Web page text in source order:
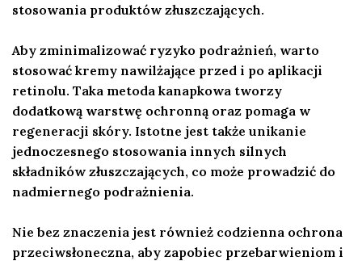
stosowania produktów złuszczających.
Aby zminimalizować ryzyko podrażnień, warto
stosować kremy nawilżające przed i po aplikacji
retinolu. Taka metoda kanapkowa tworzy
dodatkową warstwę ochronną oraz pomaga w
regeneracji skóry. Istotne jest także unikanie
jednoczesnego stosowania innych silnych
składników złuszczających, co może prowadzić do
nadmiernego podrażnienia.
Nie bez znaczenia jest również codzienna ochrona
przeciwsłoneczna, aby zapobiec przebarwieniom i